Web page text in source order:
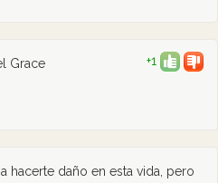
Grace +1
hacerte daño en esta vida, pero